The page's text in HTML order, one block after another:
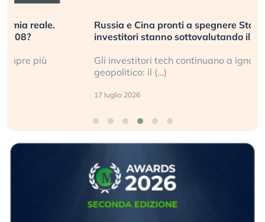
Russia e Cina pronti a spegnere Starlink. Gli
investitori stanno sottovalutando il rischio?
Gli investitori tech continuano a ignorare il rischio